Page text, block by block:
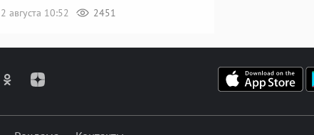
2 августа 10:52
2451